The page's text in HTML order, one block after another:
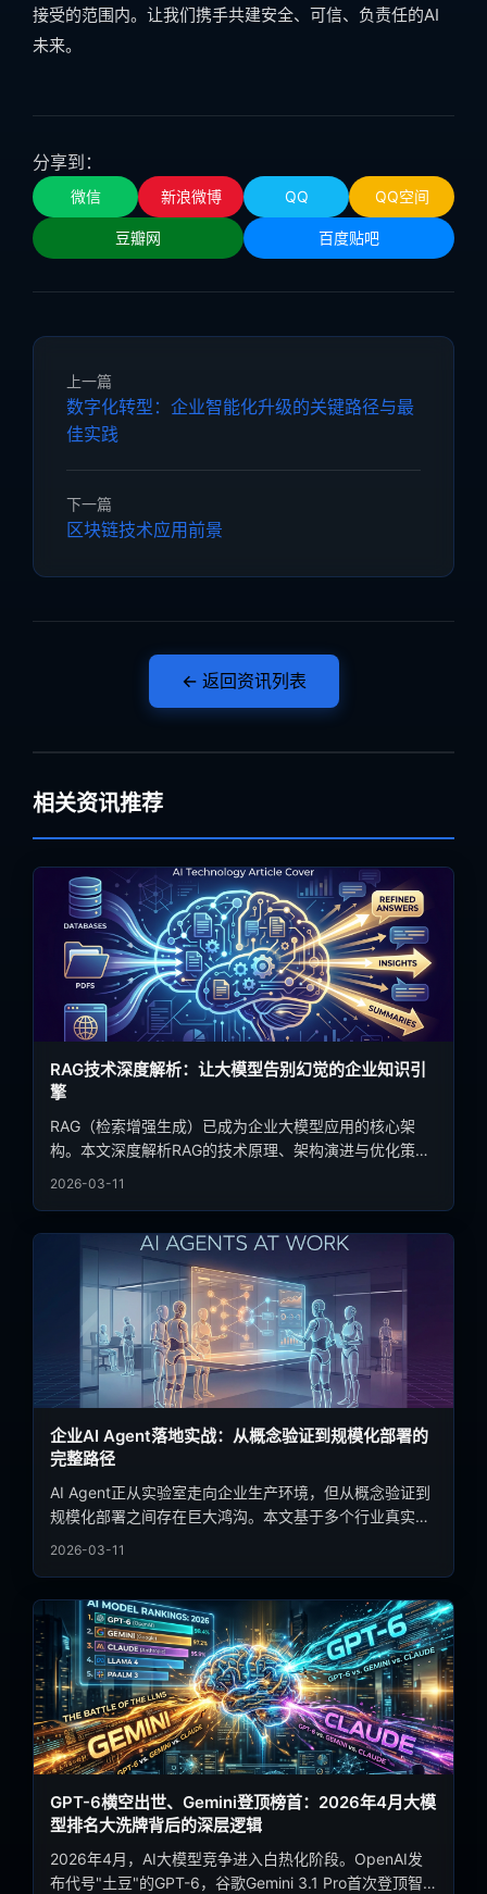
接受的范围内。让我们携手共建安全、可信、负责任的AI
未来。
分享到：
微信 新浪微博 QQ QQ空间
豆瓣网 百度贴吧
上一篇
数字化转型：企业智能化升级的关键路径与最
佳实践
下一篇
区块链技术应用前景
← 返回资讯列表
相关资讯推荐
RAG技术深度解析：让大模型告别幻觉的企业知识引
擎
RAG（检索增强生成）已成为企业大模型应用的核心架
构。本文深度解析RAG的技术原理、架构演进与优化策
2026-03-11
企业AI Agent落地实战：从概念验证到规模化部署的
完整路径
AI Agent正从实验室走向企业生产环境，但从概念验证到
规模化部署之间存在巨大鸿沟。本文基于多个行业真实案
2026-03-11
GPT-6横空出世、Gemini登顶榜首：2026年4月大模
型排名大洗牌背后的深层逻辑
2026年4月，AI大模型竞争进入白热化阶段。OpenAI发
布代号"土豆"的GPT-6，谷歌Gemini 3.1 Pro首次登顶智